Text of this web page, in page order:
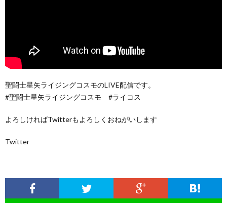
聖闘士星矢ライジングコスモのLIVE配信です。
#聖闘士星矢ライジングコスモ #ライコス
よろしければTwitterもよろしくおねがいします
Twitter